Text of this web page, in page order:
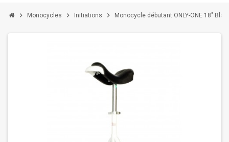
chevron_right Monocycles chevron_right Initiations chevron_right Monocycle débutant ONLY-ONE 18"